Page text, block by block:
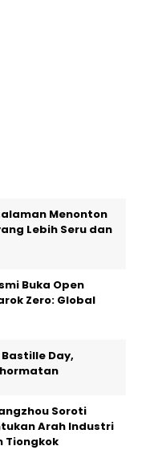
Menonton
Lebih Seru dan
Buka Open
Zero: Global
Day,
Soroti
Arah Industri
Tiongkok